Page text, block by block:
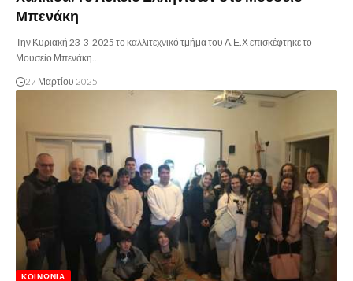
Μπενάκη
Την Κυριακή 23-3-2025 το καλλιτεχνικό τμήμα του Λ.Ε.Χ επισκέφτηκε το
Μουσείο Μπενάκη…
27 Μαρτίου 2025
ΚΟΙΝΩΝΊΑ